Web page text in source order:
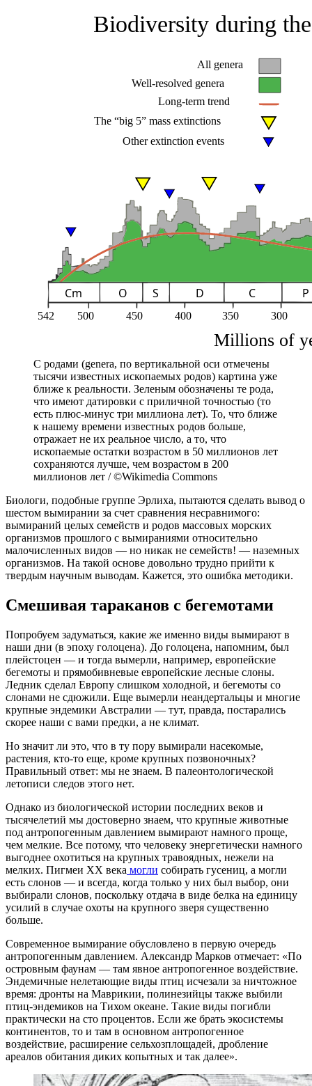
С родами (genera, по вертикальной оси отмечены
тысячи известных ископаемых родов) картина уже
ближе к реальности. Зеленым обозначены те рода,
что имеют датировки с приличной точностью (то
есть плюс-минус три миллиона лет). То, что ближе
к нашему времени известных родов больше,
отражает не их реальное число, а то, что
ископаемые остатки возрастом в 50 миллионов лет
сохраняются лучше, чем возрастом в 200
миллионов лет / ©Wikimedia Commons
Биологи, подобные группе Эрлиха, пытаются сделать вывод о
шестом вымирании за счет сравнения несравнимого:
вымираний целых семейств и родов массовых морских
организмов прошлого с вымираниями относительно
малочисленных видов — но никак не семейств! — наземных
организмов. На такой основе довольно трудно прийти к
твердым научным выводам. Кажется, это ошибка методики.
Смешивая тараканов с бегемотами
Попробуем задуматься, какие же именно виды вымирают в
наши дни (в эпоху голоцена). До голоцена, напомним, был
плейстоцен — и тогда вымерли, например, европейские
бегемоты и прямобивневые европейские лесные слоны.
Ледник сделал Европу слишком холодной, и бегемоты со
слонами не сдюжили. Еще вымерли неандертальцы и многие
крупные эндемики Австралии — тут, правда, постарались
скорее наши с вами предки, а не климат.
Но значит ли это, что в ту пору вымирали насекомые,
растения, кто-то еще, кроме крупных позвоночных?
Правильный ответ: мы не знаем. В палеонтологической
летописи следов этого нет.
Однако из биологической истории последних веков и
тысячелетий мы достоверно знаем, что крупные животные
под антропогенным давлением вымирают намного проще,
чем мелкие. Все потому, что человеку энергетически намного
выгоднее охотиться на крупных травоядных, нежели на
мелких. Пигмеи XX века могли собирать гусениц, а могли
есть слонов — и всегда, когда только у них был выбор, они
выбирали слонов, поскольку отдача в виде белка на единицу
усилий в случае охоты на крупного зверя существенно
больше.
Современное вымирание обусловлено в первую очередь
антропогенным давлением. Александр Марков отмечает: «По
островным фаунам — там явное антропогенное воздействие.
Эндемичные нелетающие виды птиц исчезали за ничтожное
время: дронты на Маврикии, полинезийцы также выбили
птиц-эндемиков на Тихом океане. Такие виды погибли
практически на сто процентов. Если же брать экосистемы
континентов, то и там в основном антропогенное
воздействие, расширение сельхозплощадей, дробление
ареалов обитания диких копытных и так далее».